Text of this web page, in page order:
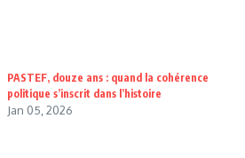
PASTEF, douze ans : quand la cohérence
politique s’inscrit dans l’histoire
Jan 05, 2026